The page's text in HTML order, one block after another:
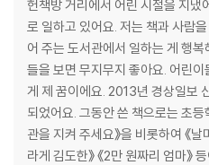
묵묵히 생산 활동을 하는 수많은 이들
요즘 세태에 맞게 일찍부터 경제 관
테크 공부를 시키는 경우도 있는데,
돈을 벌고 모으고 쓰는 것의 의미를 깨
우치전》에서 모티프를 가져와 현대
대를 살아가는 데 꼭 필요한 경제 개
이에게 올바른 세상의 이치를 전해 줄
헌책방 거리에서 어린 시절을 지냈
로 일하고 있어요. 저는 책과 사람
어 주는 도서관에서 일하는 게 행
들을 보면 무지무지 좋아요. 어린
게 제 꿈이에요. 2013년 경상일보
되었어요. 그동안 쓴 책으로는 초등
관을 지켜 주세요》을 비롯하여 《날
라게 김도한》 《2만 원짜리 엄마》